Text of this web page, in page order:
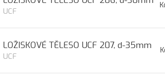
UCF
UCF
LOŽISKOVÉ TĚLESO UCF 207, d-35mm